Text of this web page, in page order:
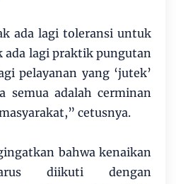
ada lagi toleransi untuk
ada lagi praktik pungutan
pelayanan yang ‘jutek’
semua adalah cerminan
cetusnya.
bahwa kenaikan
diikuti dengan